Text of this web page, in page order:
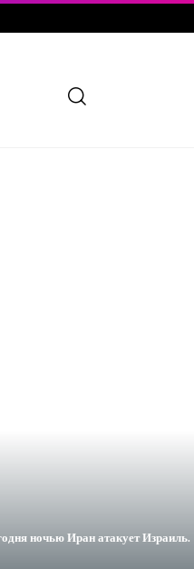
ночью Иран атакует Израиль.